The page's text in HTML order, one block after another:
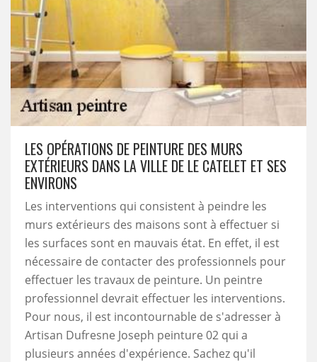
LES OPÉRATIONS DE PEINTURE DES MURS
EXTÉRIEURS DANS LA VILLE DE LE CATELET ET SES
ENVIRONS
Les interventions qui consistent à peindre les
murs extérieurs des maisons sont à effectuer si
les surfaces sont en mauvais état. En effet, il est
nécessaire de contacter des professionnels pour
effectuer les travaux de peinture. Un peintre
professionnel devrait effectuer les interventions.
Pour nous, il est incontournable de s'adresser à
Artisan Dufresne Joseph peinture 02 qui a
plusieurs années d'expérience. Sachez qu'il